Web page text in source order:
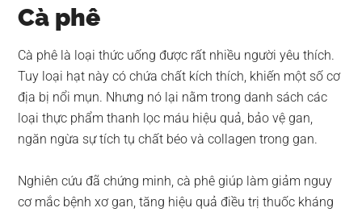
Cà phê
Cà phê là loại thức uống được rất nhiều người yêu thích.
Tuy loại hạt này có chứa chất kích thích, khiến một số cơ
địa bị nổi mụn. Nhưng nó lại nằm trong danh sách các
loại thực phẩm thanh lọc máu hiệu quả, bảo vệ gan,
ngăn ngừa sự tích tụ chất béo và collagen trong gan.
Nghiên cứu đã chứng minh, cà phê giúp làm giảm nguy
cơ mắc bệnh xơ gan, tăng hiệu quả điều trị thuốc kháng